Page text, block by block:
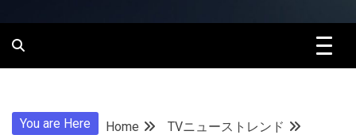
You are Here Home
TVニューストレンド